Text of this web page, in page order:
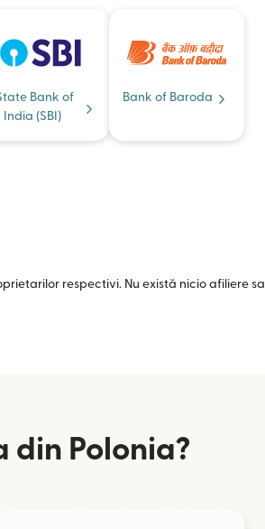
Bank of
India (SBI)
Bank of Baroda
respectivi. Nu există nicio afiliere
din Polonia?